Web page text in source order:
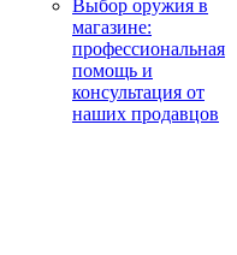
Выбор оружия в
магазине:
профессиональная
помощь и
консультация от
наших продавцов